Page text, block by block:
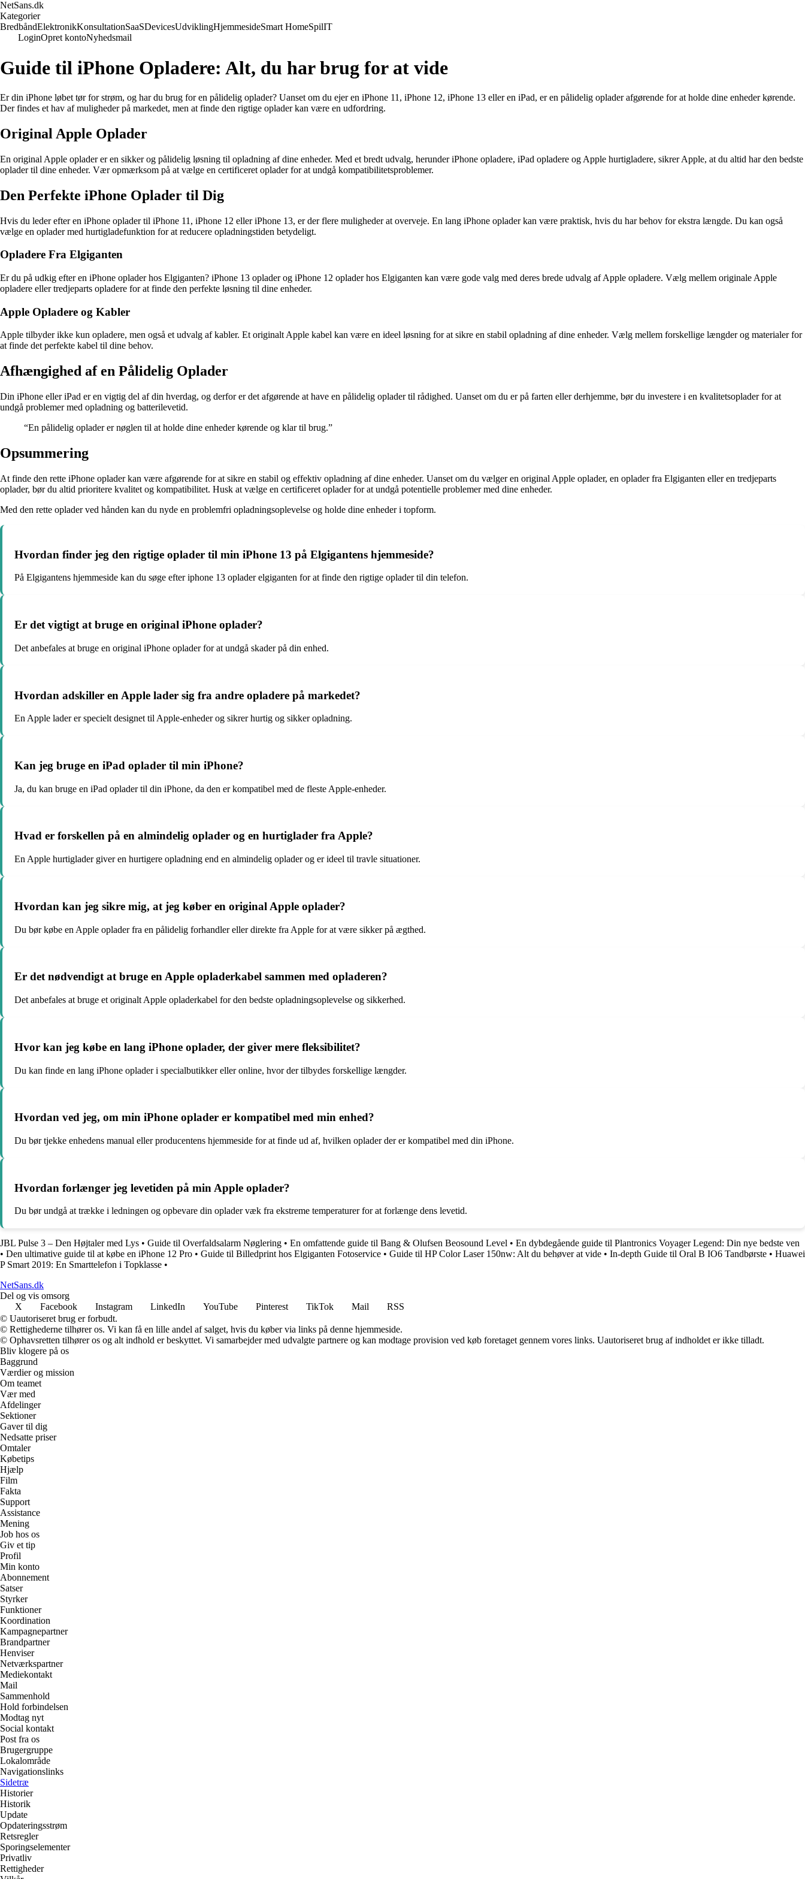
NetSans.dk
Kategorier
BredbåndElektronikKonsultationSaaSDevicesUdviklingHjemmesideSmart HomeSpilIT
LoginOpret kontoNyhedsmail
Guide til iPhone Opladere: Alt, du har brug for at vide
Er din iPhone løbet tør for strøm, og har du brug for en pålidelig oplader? Uanset om du ejer en iPhone 11, iPhone 12, iPhone 13 eller en iPad, er en pålidelig oplader afgørende for at holde dine enheder kørende.
Der findes et hav af muligheder på markedet, men at finde den rigtige oplader kan være en udfordring.
Original Apple Oplader
En original Apple oplader er en sikker og pålidelig løsning til opladning af dine enheder. Med et bredt udvalg, herunder iPhone opladere, iPad opladere og Apple hurtigladere, sikrer Apple, at du altid har den bedste
oplader til dine enheder. Vær opmærksom på at vælge en certificeret oplader for at undgå kompatibilitetsproblemer.
Den Perfekte iPhone Oplader til Dig
Hvis du leder efter en iPhone oplader til iPhone 11, iPhone 12 eller iPhone 13, er der flere muligheder at overveje. En lang iPhone oplader kan være praktisk, hvis du har behov for ekstra længde. Du kan også
vælge en oplader med hurtigladefunktion for at reducere opladningstiden betydeligt.
Opladere Fra Elgiganten
Er du på udkig efter en iPhone oplader hos Elgiganten? iPhone 13 oplader og iPhone 12 oplader hos Elgiganten kan være gode valg med deres brede udvalg af Apple opladere. Vælg mellem originale Apple
opladere eller tredjeparts opladere for at finde den perfekte løsning til dine enheder.
Apple Opladere og Kabler
Apple tilbyder ikke kun opladere, men også et udvalg af kabler. Et originalt Apple kabel kan være en ideel løsning for at sikre en stabil opladning af dine enheder. Vælg mellem forskellige længder og materialer for
at finde det perfekte kabel til dine behov.
Afhængighed af en Pålidelig Oplader
Din iPhone eller iPad er en vigtig del af din hverdag, og derfor er det afgørende at have en pålidelig oplader til rådighed. Uanset om du er på farten eller derhjemme, bør du investere i en kvalitetsoplader for at
undgå problemer med opladning og batterilevetid.
“En pålidelig oplader er nøglen til at holde dine enheder kørende og klar til brug.”
Opsummering
At finde den rette iPhone oplader kan være afgørende for at sikre en stabil og effektiv opladning af dine enheder. Uanset om du vælger en original Apple oplader, en oplader fra Elgiganten eller en tredjeparts
oplader, bør du altid prioritere kvalitet og kompatibilitet. Husk at vælge en certificeret oplader for at undgå potentielle problemer med dine enheder.
Med den rette oplader ved hånden kan du nyde en problemfri opladningsoplevelse og holde dine enheder i topform.
Hvordan finder jeg den rigtige oplader til min iPhone 13 på Elgigantens hjemmeside?
På Elgigantens hjemmeside kan du søge efter iphone 13 oplader elgiganten for at finde den rigtige oplader til din telefon.
Er det vigtigt at bruge en original iPhone oplader?
Det anbefales at bruge en original iPhone oplader for at undgå skader på din enhed.
Hvordan adskiller en Apple lader sig fra andre opladere på markedet?
En Apple lader er specielt designet til Apple-enheder og sikrer hurtig og sikker opladning.
Kan jeg bruge en iPad oplader til min iPhone?
Ja, du kan bruge en iPad oplader til din iPhone, da den er kompatibel med de fleste Apple-enheder.
Hvad er forskellen på en almindelig oplader og en hurtiglader fra Apple?
En Apple hurtiglader giver en hurtigere opladning end en almindelig oplader og er ideel til travle situationer.
Hvordan kan jeg sikre mig, at jeg køber en original Apple oplader?
Du bør købe en Apple oplader fra en pålidelig forhandler eller direkte fra Apple for at være sikker på ægthed.
Er det nødvendigt at bruge en Apple opladerkabel sammen med opladeren?
Det anbefales at bruge et originalt Apple opladerkabel for den bedste opladningsoplevelse og sikkerhed.
Hvor kan jeg købe en lang iPhone oplader, der giver mere fleksibilitet?
Du kan finde en lang iPhone oplader i specialbutikker eller online, hvor der tilbydes forskellige længder.
Hvordan ved jeg, om min iPhone oplader er kompatibel med min enhed?
Du bør tjekke enhedens manual eller producentens hjemmeside for at finde ud af, hvilken oplader der er kompatibel med din iPhone.
Hvordan forlænger jeg levetiden på min Apple oplader?
Du bør undgå at trække i ledningen og opbevare din oplader væk fra ekstreme temperaturer for at forlænge dens levetid.
JBL Pulse 3 – Den Højtaler med Lys • Guide til Overfaldsalarm Nøglering • En omfattende guide til Bang & Olufsen Beosound Level • En dybdegående guide til Plantronics Voyager Legend: Din nye bedste ven
• Den ultimative guide til at købe en iPhone 12 Pro • Guide til Billedprint hos Elgiganten Fotoservice • Guide til HP Color Laser 150nw: Alt du behøver at vide • In-depth Guide til Oral B IO6 Tandbørste • Huawei
P Smart 2019: En Smarttelefon i Topklasse •
NetSans.dk
Del og vis omsorg
X
Facebook Instagram LinkedIn YouTube Pinterest TikTok Mail
RSS
© Uautoriseret brug er forbudt.
© Rettighederne tilhører os. Vi kan få en lille andel af salget, hvis du køber via links på denne hjemmeside.
© Ophavsretten tilhører os og alt indhold er beskyttet. Vi samarbejder med udvalgte partnere og kan modtage provision ved køb foretaget gennem vores links. Uautoriseret brug af indholdet er ikke tilladt.
Bliv klogere på os
Baggrund
Værdier og mission
Om teamet
Vær med
Afdelinger
Sektioner
Gaver til dig
Nedsatte priser
Omtaler
Købetips
Hjælp
Film
Fakta
Support
Assistance
Mening
Job hos os
Giv et tip
Profil
Min konto
Abonnement
Satser
Styrker
Funktioner
Koordination
Kampagnepartner
Brandpartner
Henviser
Netværkspartner
Mediekontakt
Mail
Sammenhold
Hold forbindelsen
Modtag nyt
Social kontakt
Post fra os
Brugergruppe
Lokalområde
Navigationslinks
Sidetræ
Historier
Historik
Update
Opdateringsstrøm
Retsregler
Sporingselementer
Privatliv
Rettigheder